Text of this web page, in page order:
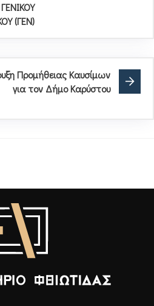
(ΓΕΝ)
Προμήθειας Καυσίμων
για τον Δήμο Καρύστου